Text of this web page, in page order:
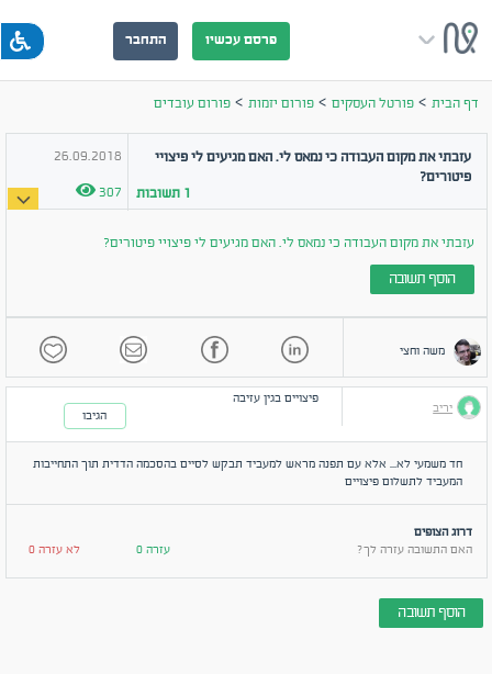
פרסם עכשיו התחבר
דף הבית >פורטל העסקים >פורום יזמות >פורום עובדים
עזבתי את מקום העבודה כי נמאס לי. האם מגיעים לי פיצויי
פיטורים?
1 תשובות
26.09.2018
307
עזבתי את מקום העבודה כי נמאס לי. האם מגיעים לי פיצויי פיטורים?
הוסף תשובה
משה וחצי
יריב
פיצויים בגין עזיבה
הגיבו
חד משמעי לא... אלא עם תפנה מראש למעביד תבקש לסיים בהסכמה הדדית תוך התחייבות
המעביד לתשלום פיצויים
דרוג הצופים
האם התשובה עזרה לך?
עזרה 0 לא עזרה 0
הוסף תשובה